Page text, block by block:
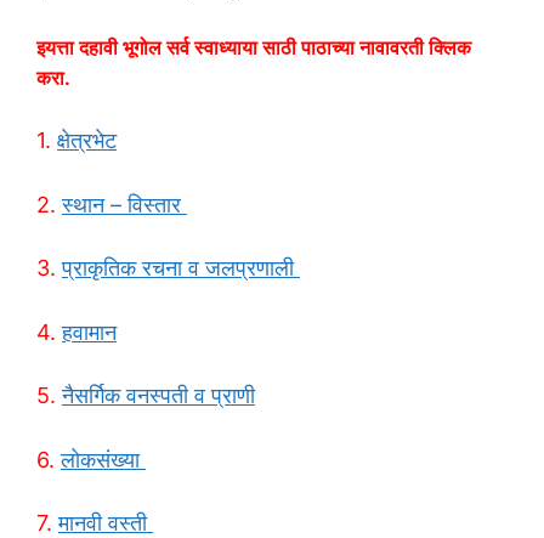
इयत्ता दहावी भूगोल सर्व स्वाध्याया साठी पाठाच्या नावावरती क्लिक
करा.
1. क्षेत्रभेट
2.स्थान – विस्तार
3.प्राकृतिक रचना व जलप्रणाली
4.हवामान
5.नैसर्गिक वनस्पती व प्राणी
6.लोकसंख्या
7.मानवी वस्ती